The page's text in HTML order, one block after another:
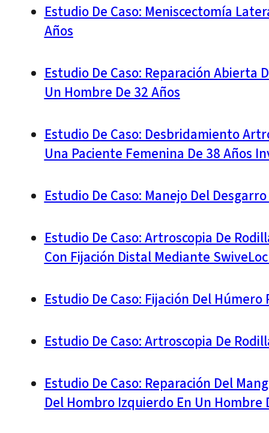
Estudio De Caso: Meniscectomía
Años
Estudio De Caso: Reparación Abierta
Un Hombre De 32 Años
Estudio De Caso: Desbridamiento
Una Paciente Femenina De 38 Años
Estudio De Caso: Manejo Del
Estudio De Caso: Artroscopia De
Con Fijación Distal Mediante
Estudio De Caso: Fijación Del
Estudio De Caso: Artroscopia De
Estudio De Caso: Reparación Del
Del Hombro Izquierdo En Un Hombre